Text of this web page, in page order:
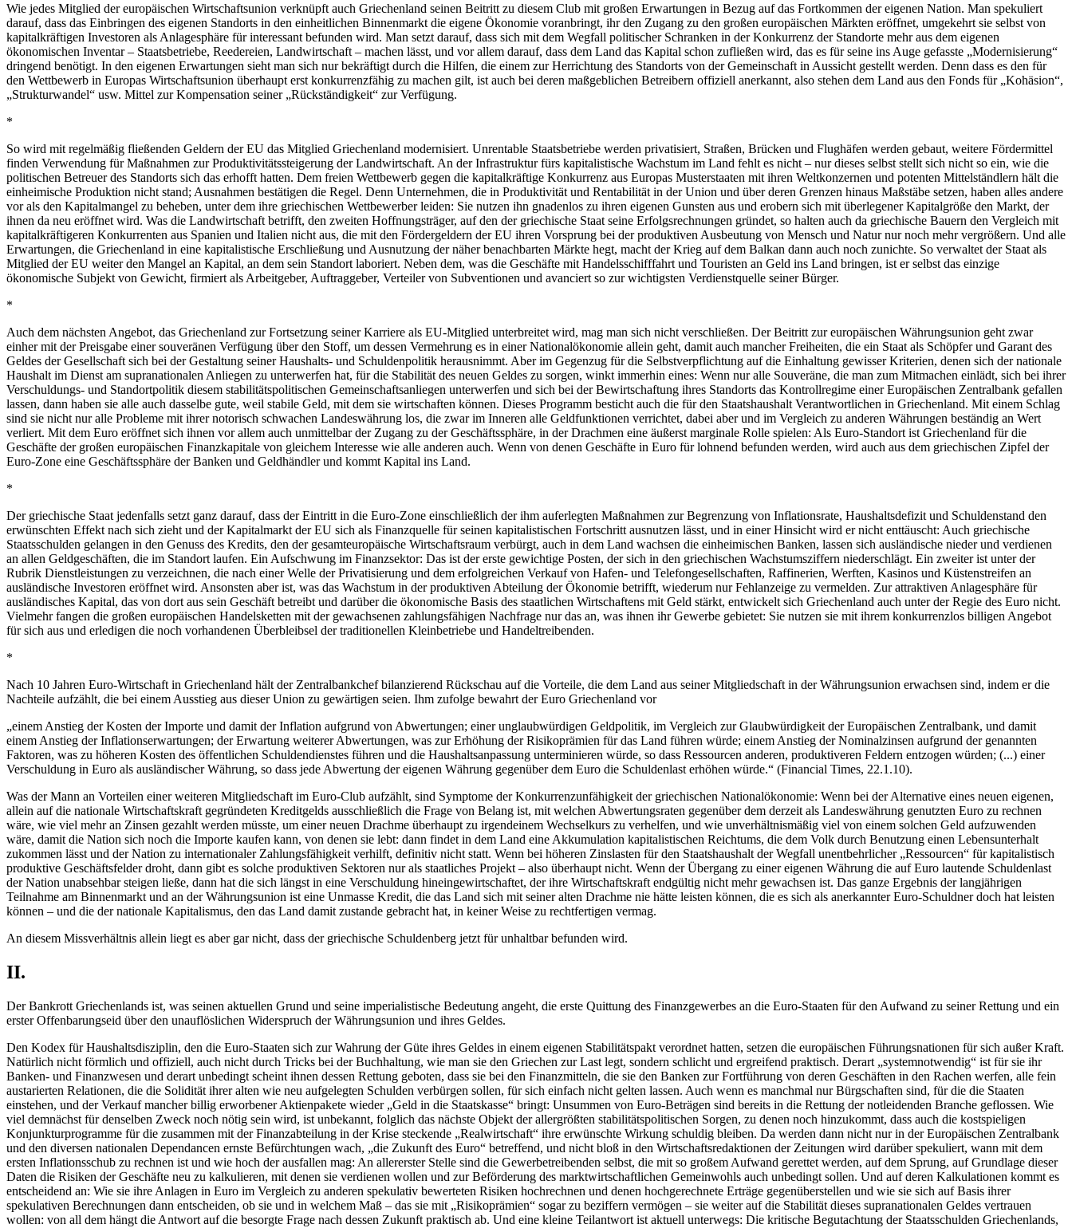
Wie jedes Mitglied der europäischen Wirtschaftsunion verknüpft auch Griechenland seinen Beitritt zu diesem Club mit großen Erwartungen in Bezug auf das Fortkommen der eigenen Nation. Man spekuliert
darauf, dass das Einbringen des eigenen Standorts in den einheitlichen Binnenmarkt die eigene Ökonomie voranbringt, ihr den Zugang zu den großen europäischen Märkten eröffnet, umgekehrt sie selbst von
kapitalkräftigen Investoren als Anlagesphäre für interessant befunden wird. Man setzt darauf, dass sich mit dem Wegfall politischer Schranken in der Konkurrenz der Standorte mehraus dem eigenen
ökonomischen Inventar – Staatsbetriebe, Reedereien, Landwirtschaft – machen lässt, und vor allem darauf, dass dem Land das Kapital schon zufließen wird, das es für seine ins Auge gefasste „Modernisierung“
dringend benötigt. In den eigenen Erwartungen sieht man sich nur bekräftigt durch die Hilfen, die einem zur Herrichtung des Standorts von der Gemeinschaft in Aussicht gestellt werden. Denn dass es den für
den Wettbewerb in Europas Wirtschaftsunion überhaupt erst konkurrenzfähig zu machen gilt, ist auch bei deren maßgeblichen Betreibern offiziell anerkannt, also stehen dem Land aus den Fonds für „Kohäsion“,
„Strukturwandel“ usw. Mittel zur Kompensation seiner „Rückständigkeit“ zur Verfügung.
*
So wird mit regelmäßig fließenden Geldern der EU das Mitglied Griechenland modernisiert. Unrentable Staatsbetriebe werden privatisiert, Straßen, Brücken und Flughäfen werden gebaut, weitere Fördermittel
finden Verwendung für Maßnahmen zur Produktivitätssteigerung der Landwirtschaft. An der Infrastruktur fürs kapitalistische Wachstum im Land fehlt es nicht – nur dieses selbst stellt sich nicht so ein, wie die
politischen Betreuer des Standorts sich das erhofft hatten. Dem freien Wettbewerb gegen die kapitalkräftige Konkurrenz aus Europas Musterstaaten mit ihren Weltkonzernen und potenten Mittelständlern hält die
einheimische Produktion nicht stand; Ausnahmen bestätigen die Regel. Denn Unternehmen, die in Produktivität und Rentabilität in der Union und über deren Grenzen hinaus Maßstäbe setzen, haben alles andere
vor als den Kapitalmangel zu beheben, unter dem ihre griechischen Wettbewerber leiden: Sie nutzen ihn gnadenlos zu ihren eigenen Gunsten aus und erobern sich mit überlegener Kapitalgröße den Markt, der
ihnen da neu eröffnet wird. Was die Landwirtschaft betrifft, den zweiten Hoffnungsträger, auf den der griechische Staat seine Erfolgsrechnungen gründet, so halten auch da griechische Bauern den Vergleich mit
kapitalkräftigeren Konkurrenten aus Spanien und Italien nicht aus, die mit den Fördergeldern der EU ihren Vorsprung bei der produktiven Ausbeutung von Mensch und Natur nur noch mehr vergrößern. Und alle
Erwartungen, die Griechenland in eine kapitalistische Erschließung und Ausnutzung der näher benachbarten Märkte hegt, macht der Krieg auf dem Balkan dann auch noch zunichte. So verwaltet der Staat als
Mitglied der EU weiter den Mangel an Kapital, an dem sein Standort laboriert. Neben dem, was die Geschäfte mit Handelsschifffahrt und Touristen an Geld ins Land bringen, ist er selbst das einzige
ökonomische Subjekt von Gewicht, firmiert als Arbeitgeber, Auftraggeber, Verteiler von Subventionen und avanciert so zur wichtigsten Verdienstquelle seiner Bürger.
*
Auch dem nächsten Angebot, das Griechenland zur Fortsetzung seiner Karriere als EU-Mitglied unterbreitet wird, mag man sich nicht verschließen. Der Beitritt zureuropäischen Währungsunion geht zwar
einher mit der Preisgabe einer souveränen Verfügung überden Stoff, um dessen Vermehrung es in einer Nationalökonomie allein geht, damit auch mancher Freiheiten, die ein Staat als Schöpfer und Garant des
Geldes der Gesellschaft sich bei der Gestaltung seiner Haushalts- und Schuldenpolitik herausnimmt. Aber im Gegenzug für die Selbstverpflichtung auf die Einhaltung gewisserKriterien, denen sich der nationale
Haushalt im Dienst am supranationalen Anliegen zu unterwerfen hat, für die Stabilität des neuen Geldes zu sorgen, winkt immerhin eines: Wenn nur alle Souveräne, die man zum Mitmachen einlädt, sich bei ihrer
Verschuldungs- und Standortpolitik diesem stabilitätspolitischen Gemeinschaftsanliegen unterwerfen und sich bei der Bewirtschaftung ihres Standorts das Kontrollregime einer Europäischen Zentralbank gefallen
lassen, dann haben sie alle auch dasselbe gute, weil stabile Geld, mit dem sie wirtschaften können. Dieses Programm besticht auch die für den Staatshaushalt Verantwortlichen in Griechenland. Mit einem Schlag
sind sie nicht nur alle Probleme mit ihrer notorisch schwachen Landeswährung los, die zwar im Inneren alle Geldfunktionen verrichtet, dabei aber und im Vergleich zu anderen Währungen beständig an Wert
verliert. Mit dem Euro eröffnet sich ihnen vor allem auch unmittelbar der Zugang zu der Geschäftssphäre, in der Drachmen eine äußerst marginale Rolle spielen: Als Euro-Standort ist Griechenland für die
Geschäfte der großen europäischen Finanzkapitale von gleichem Interesse wie alle anderen auch. Wenn von denen Geschäfte in Euro für lohnend befunden werden, wird auch aus dem griechischen Zipfel der
Euro-Zone eine Geschäftssphäre der Banken und Geldhändler und kommt Kapital ins Land.
*
Der griechische Staat jedenfalls setzt ganz darauf, dass der Eintritt in die Euro-Zone einschließlich der ihm auferlegten Maßnahmen zur Begrenzung von Inflationsrate, Haushaltsdefizit und Schuldenstand den
erwünschten Effekt nach sich zieht und der Kapitalmarkt der EU sich als Finanzquelle für seinen kapitalistischen Fortschritt ausnutzen lässt, und in einer Hinsicht wird er nicht enttäuscht: Auch griechische
Staatsschulden gelangen in den Genuss des Kredits, den der gesamteuropäische Wirtschaftsraum verbürgt, auch in dem Land wachsen die einheimischen Banken, lassen sich ausländische nieder und verdienen
an allen Geldgeschäften, die im Standort laufen. Ein Aufschwung im Finanzsektor: Das ist der erste gewichtige Posten, der sich in den griechischen Wachstumsziffern niederschlägt. Ein zweiter ist unter der
Rubrik Dienstleistungen zu verzeichnen, die nach einer Welle derPrivatisierung und dem erfolgreichen Verkauf von Hafen- und Telefongesellschaften, Raffinerien, Werften, Kasinos und Küstenstreifen an
ausländische Investoren eröffnet wird. Ansonsten aber ist, was das Wachstum in der produktiven Abteilung der Ökonomie betrifft, wiederum nur Fehlanzeige zu vermelden. Zur attraktiven Anlagesphäre für
ausländisches Kapital, das von dort aus sein Geschäft betreibt und darüber die ökonomische Basis des staatlichen Wirtschaftens mit Geld stärkt, entwickelt sich Griechenland auch unter der Regie des Euro nicht.
Vielmehr fangen die großen europäischen Handelsketten mit der gewachsenen zahlungsfähigen Nachfrage nur das an, was ihnen ihr Gewerbe gebietet: Sie nutzen sie mit ihrem konkurrenzlos billigen Angebot
für sich aus und erledigen die noch vorhandenen Überbleibsel der traditionellen Kleinbetriebe und Handeltreibenden.
*
Nach 10 Jahren Euro-Wirtschaft in Griechenland hält der Zentralbankchef bilanzierend Rückschau auf die Vorteile, die dem Land aus seiner Mitgliedschaft in der Währungsunion erwachsen sind, indem er die
Nachteile aufzählt, die bei einem Ausstieg aus dieser Union zu gewärtigen seien. Ihm zufolge bewahrt der Euro Griechenland vor
„einem Anstieg der Kosten der Importe und damit der Inflation aufgrund von Abwertungen; einer unglaubwürdigen Geldpolitik, im Vergleich zur Glaubwürdigkeit der Europäischen Zentralbank, und damit
einem Anstieg der Inflationserwartungen; der Erwartung weiterer Abwertungen, was zur Erhöhung der Risikoprämien für das Land führen würde; einem Anstieg der Nominalzinsen aufgrund der genannten
Faktoren, was zu höheren Kosten des öffentlichen Schuldendienstes führen und die Haushaltsanpassung unterminieren würde, so dass Ressourcen anderen, produktiveren Feldern entzogen würden; (...) einer
Verschuldung in Euro als ausländischer Währung, so dass jede Abwertung der eigenen Währung gegenüber dem Euro die Schuldenlast erhöhen würde.“ (Financial Times, 22.1.10).
Was der Mann an Vorteilen einer weiteren Mitgliedschaft im Euro-Club aufzählt, sind Symptome der Konkurrenzunfähigkeit der griechischen Nationalökonomie: Wenn bei der Alternative eines neuen eigenen,
allein auf die nationale Wirtschaftskraft gegründeten Kreditgelds ausschließlich die Frage von Belang ist, mit welchen Abwertungsraten gegenüber dem derzeit als Landeswährung genutzten Euro zu rechnen
wäre, wie viel mehr an Zinsen gezahlt werden müsste, um einer neuen Drachme überhaupt zu irgendeinem Wechselkurs zu verhelfen, und wie unverhältnismäßig viel von einem solchen Geld aufzuwenden
wäre, damit die Nation sich noch die Importe kaufen kann, von denen sie lebt: dann findet in dem Land eine Akkumulation kapitalistischen Reichtums, die dem Volk durch Benutzung einen Lebensunterhalt
zukommen lässt und der Nation zu internationaler Zahlungsfähigkeit verhilft, definitiv nicht statt. Wenn bei höheren Zinslasten für den Staatshaushalt der Wegfall unentbehrlicher „Ressourcen“ für kapitalistisch
produktive Geschäftsfelder droht, dann gibt es solche produktiven Sektoren nur als staatliches Projekt – also überhaupt nicht. Wenn der Übergang zu einer eigenen Währung die auf Euro lautende Schuldenlast
der Nation unabsehbar steigen ließe, dann hat die sich längst in eine Verschuldung hineingewirtschaftet, der ihre Wirtschaftskraft endgültig nicht mehr gewachsen ist. Das ganze Ergebnis der langjährigen
Teilnahme am Binnenmarkt und an der Währungsunion ist eine Unmasse Kredit, die das Land sich mit seiner alten Drachme nie hätte leisten können, die es sich als anerkannter Euro-Schuldner doch hat leisten
können – und die der nationale Kapitalismus, den das Land damit zustande gebracht hat, in keiner Weise zu rechtfertigen vermag.
An diesem Missverhältnis allein liegt es aber gar nicht, dass der griechische Schuldenberg jetzt für unhaltbar befunden wird.
II.
Der Bankrott Griechenlands ist, was seinen aktuellen Grund und seine imperialistische Bedeutung angeht, die erste Quittung des Finanzgewerbes an die Euro-Staaten für den Aufwand zu seiner Rettung und ein
erster Offenbarungseid über den unauflöslichen Widerspruch der Währungsunion und ihres Geldes.
Den Kodex für Haushaltsdisziplin, den die Euro-Staaten sich zur Wahrung der Güte ihres Geldes in einem eigenen Stabilitätspakt verordnet hatten, setzen die europäischen Führungsnationen für sich außer Kraft.
Natürlich nicht förmlich und offiziell, auch nicht durch Tricks bei der Buchhaltung, wie man sie den Griechen zur Last legt, sondern schlicht und ergreifend praktisch. Derart „systemnotwendig“ ist für sie ihr
Banken- und Finanzwesen und derart unbedingt scheint ihnen dessen Rettung geboten, dass sie bei den Finanzmitteln, die sie den Banken zur Fortführung von deren Geschäften in den Rachen werfen, alle fein
austarierten Relationen, die die Solidität ihrer alten wie neu aufgelegten Schulden verbürgen sollen, für sich einfach nicht gelten lassen. Auch wenn es manchmal nurBürgschaften sind, für die die Staaten
einstehen, und der Verkauf mancher billig erworbener Aktienpakete wieder „Geld in die Staatskasse“ bringt: Unsummen von Euro-Beträgen sind bereits in die Rettung der notleidenden Branche geflossen. Wie
viel demnächst für denselben Zweck noch nötig sein wird, ist unbekannt, folglich das nächste Objekt der allergrößten stabilitätspolitischen Sorgen, zu denen noch hinzukommt, dass auch die kostspieligen
Konjunkturprogramme für die zusammen mit der Finanzabteilung in der Krise steckende „Realwirtschaft“ ihre erwünschte Wirkung schuldig bleiben. Da werden dann nicht nur in der Europäischen Zentralbank
und den diversen nationalen Dependancen ernste Befürchtungen wach, „die Zukunft des Euro“ betreffend, und nicht bloß in den Wirtschaftsredaktionen der Zeitungen wird darüber spekuliert, wann mit dem
ersten Inflationsschub zu rechnen ist und wie hoch der ausfallen mag: An allererster Stelle sind die Gewerbetreibenden selbst, die mit so großem Aufwand gerettet werden, auf dem Sprung, auf Grundlage dieser
Daten die Risiken der Geschäfte neu zu kalkulieren, mit denen sie verdienen wollen und zur Beförderung des marktwirtschaftlichen Gemeinwohls auch unbedingt sollen. Und aufderen Kalkulationen kommt es
entscheidend an: Wie sie ihre Anlagen in Euro im Vergleich zu anderen spekulativ bewerteten Risiken hochrechnen und denen hochgerechnete Erträge gegenüberstellen und wie sie sich auf Basis ihrer
spekulativen Berechnungen dann entscheiden, ob sie und in welchem Maß – das sie mit „Risikoprämien“ sogar zu beziffern vermögen – sie weiter auf die Stabilität dieses supranationalen Geldes vertrauen
wollen: von all dem hängt die Antwort auf die besorgte Frage nach dessen Zukunft praktisch ab. Und eine kleine Teilantwort ist aktuell unterwegs: Die kritische Begutachtung der Staatsschulden Griechenlands,